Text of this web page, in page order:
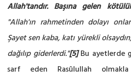
Allah'tandır. Başına gelen
"Allah'ın rahmetinden dolayı
Şayet sen kaba, katı yürekli
dağılıp giderlerdi."[5] Bu ayetlerde
sarf eden Rasûlullah